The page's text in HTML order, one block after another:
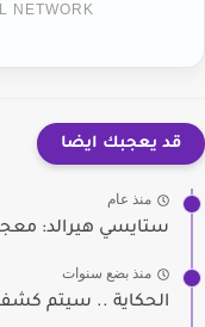
NETWORK
قد يعجبك ايضا
منذ عام
ستايسي هيرالد:
منذ بضع سنوات
الحكاية .. سيتم كشف